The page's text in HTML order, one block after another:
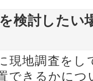
検討したい
現地調査を
できるかに